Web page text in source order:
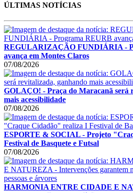
ÚLTIMAS NOTÍCIAS
REGULARIZAÇÃO FUNDIÁRIA -
avança em Montes Claros
07/08/2026
GOLAÇO! - Praça do Maracanã será
mais acessibilidade
07/08/2026
ESPORTE & SOCIAL - Projeto
Festival de Basquete e Futsal
07/08/2026
HARMONIA ENTRE CIDADE E